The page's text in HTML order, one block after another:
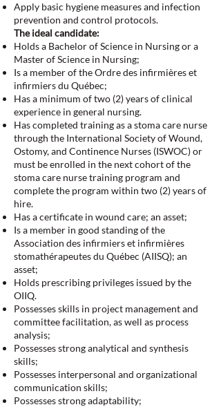
Apply basic hygiene measures and infection
prevention and control protocols.
The ideal candidate:
Holds a Bachelor of Science in Nursing or a
Master of Science in Nursing;
Is a member of the Ordre des infirmières et
infirmiers du Québec;
Has a minimum of two (2) years of clinical
experience in general nursing.
Has completed training as a stoma care nurse
through the International Society of Wound,
Ostomy, and Continence Nurses (ISWOC) or
must be enrolled in the next cohort of the
stoma care nurse training program and
complete the program within two (2) years of
hire.
Has a certificate in wound care; an asset;
Is a member in good standing of the
Association des infirmiers et infirmières
stomathérapeutes du Québec (AIISQ); an
asset;
Holds prescribing privileges issued by the
OIIQ.
Possesses skills in project management and
committee facilitation, as well as process
analysis;
Possesses strong analytical and synthesis
skills;
Possesses interpersonal and organizational
communication skills;
Possesses strong adaptability;